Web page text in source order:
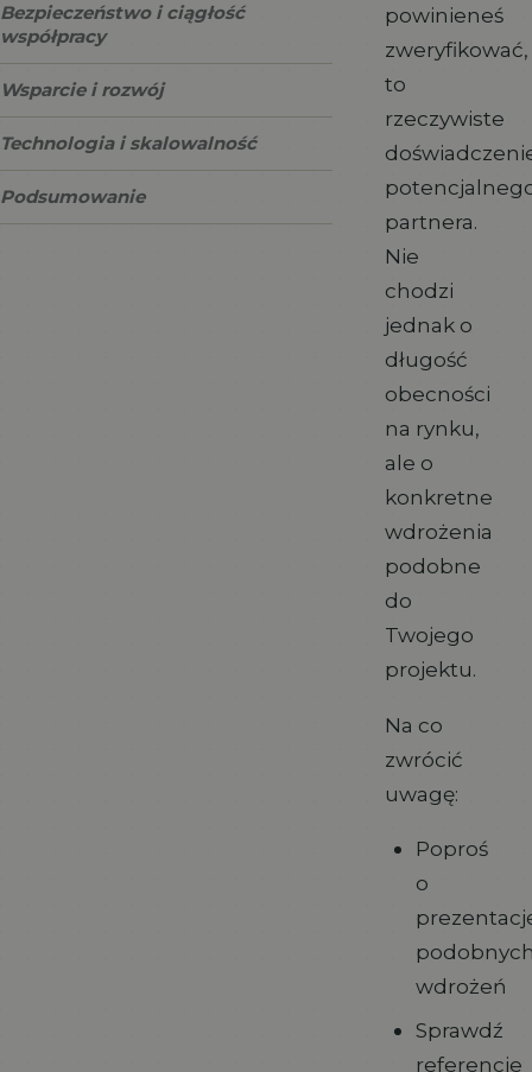
Bezpieczeństwo i ciągłość
współpracy
Wsparcie i rozwój
Technologia i skalowalność
Podsumowanie
powinieneś
zweryfikować,
to
rzeczywiste
partnera.
Nie
chodzi
jednak o
długość
obecności
na rynku,
ale o
konkretne
wdrożenia
podobne
do
Twojego
projektu.
Na co
zwrócić
uwagę:
Poproś
o
wdrożeń
Sprawdź
referencje